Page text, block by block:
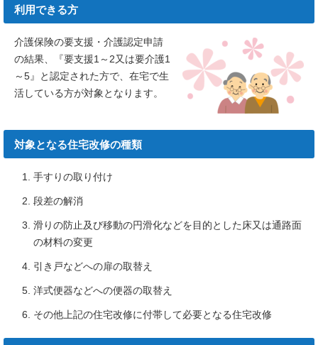
利用できる方
介護保険の要支援・介護認定申請
の結果、『要支援1～2又は要介護1
～5』と認定された方で、在宅で生
活している方が対象となります。
対象となる住宅改修の種類
手すりの取り付け
段差の解消
滑りの防止及び移動の円滑化などを目的とした床又は通路面
の材料の変更
引き戸などへの扉の取替え
洋式便器などへの便器の取替え
その他上記の住宅改修に付帯して必要となる住宅改修